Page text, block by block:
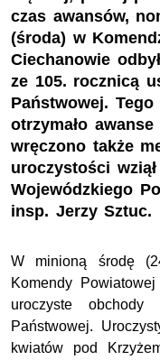
czas awansów,
(środa) w
Ciechanowie
ze 105. rocznicą
Państwowej.
otrzymało
wręczono także
uroczystości
Wojewódzkiego
insp. Jerzy Sztuc.
W minioną środę
Komendy
uroczyste
Państwowej.
kwiatów pod